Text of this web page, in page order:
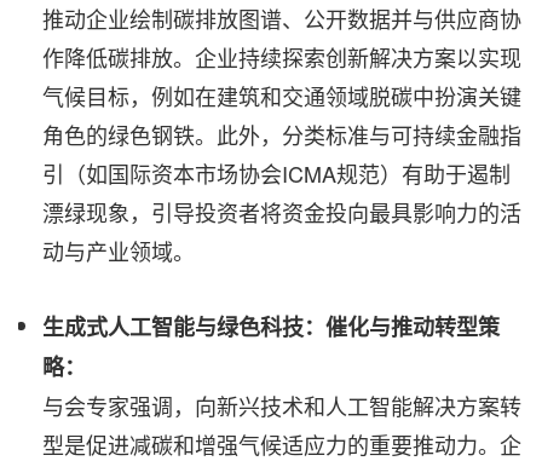
推动企业绘制碳排放图谱、公开数据并与供应商协
作降低碳排放。企业持续探索创新解决方案以实现
气候目标，例如在建筑和交通领域脱碳中扮演关键
角色的绿色钢铁。此外，分类标准与可持续金融指
引（如国际资本市场协会ICMA规范）有助于遏制
漂绿现象，引导投资者将资金投向最具影响力的活
动与产业领域。
生成式人工智能与绿色科技：催化与推动转型策
略：
与会专家强调，向新兴技术和人工智能解决方案转
型是促进减碳和增强气候适应力的重要推动力。企